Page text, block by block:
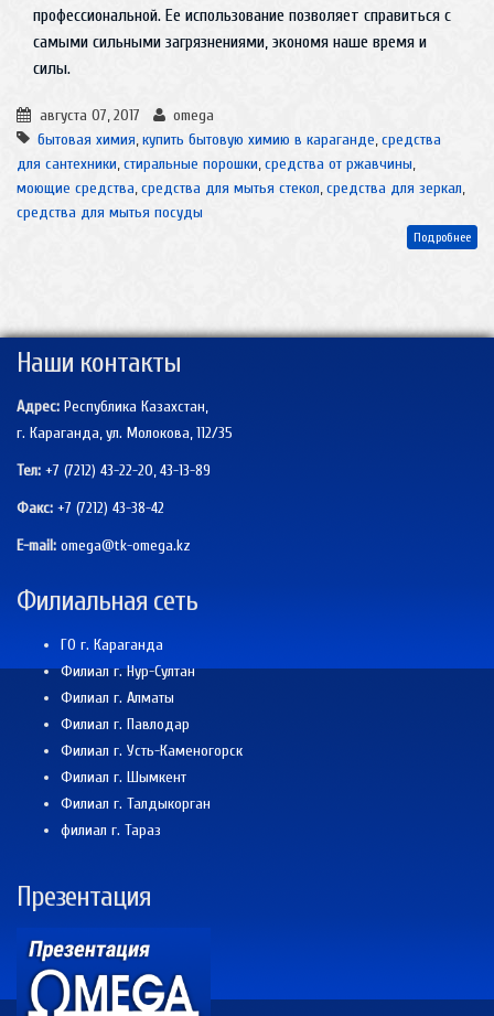
профессиональной. Ее использование позволяет справиться с
самыми сильными загрязнениями, экономя наше время и
силы.
августа 07, 2017
omega
бытовая химия,купить бытовую химию в караганде,средства
для сантехники,стиральные порошки,средства от ржавчины,
моющие средства,средства для мытья стекол,средства для зеркал,
средства для мытья посуды
Подробнее
Наши контакты
Адрес: Республика Казахстан,
г. Караганда, ул. Молокова, 112/35
Тел: +7 (7212) 43-22-20, 43-13-89
Факс: +7 (7212) 43-38-42
E-mail: omega@tk-omega.kz
Филиальная сеть
ГО г. Караганда
Филиал г. Нур-Султан
Филиал г. Алматы
Филиал г. Павлодар
Филиал г. Усть-Каменогорск
Филиал г. Шымкент
Филиал г. Талдыкорган
филиал г. Тараз
Презентация